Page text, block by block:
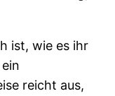
ist, wie es ihr
reicht aus,